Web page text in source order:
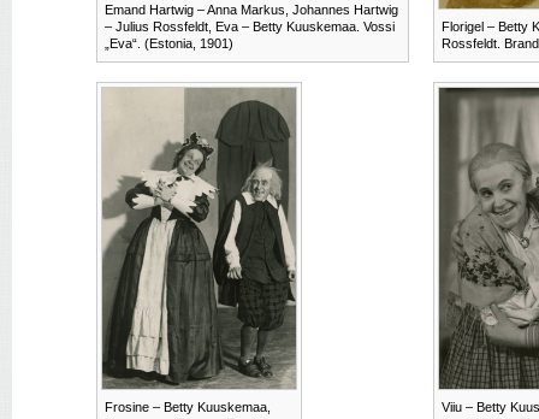
Emand Hartwig – Anna Markus, Johannes Hartwig
– Julius Rossfeldt, Eva – Betty Kuuskemaa. Vossi
„Eva“. (Estonia, 1901)
Florigel – Betty
Rossfeldt.
Frosine – Betty Kuuskemaa,
Viiu – Betty